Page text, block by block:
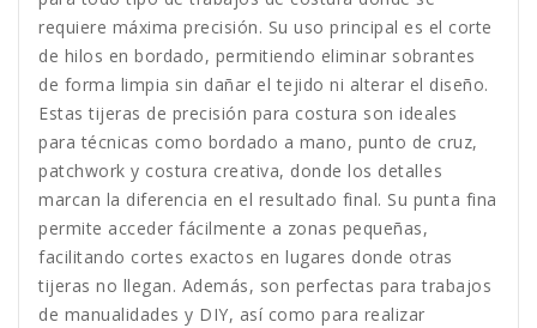
requiere máxima precisión. Su uso principal es el corte
de hilos en bordado, permitiendo eliminar sobrantes
de forma limpia sin dañar el tejido ni alterar el diseño.
Estas tijeras de precisión para costura son ideales
para técnicas como bordado a mano, punto de cruz,
patchwork y costura creativa, donde los detalles
marcan la diferencia en el resultado final. Su punta fina
permite acceder fácilmente a zonas pequeñas,
facilitando cortes exactos en lugares donde otras
tijeras no llegan. Además, son perfectas para trabajos
de manualidades y DIY, así como para realizar